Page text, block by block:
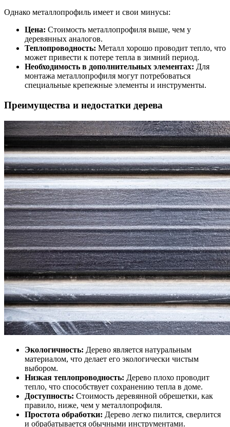
Однако металлопрофиль имеет и свои минусы:
Цена: Стоимость металлопрофиля выше, чем у
деревянных аналогов.
Теплопроводность: Металл хорошо проводит тепло, что
может привести к потере тепла в зимний период.
Необходимость в дополнительных элементах: Для
монтажа металлопрофиля могут потребоваться
специальные крепежные элементы и инструменты.
Преимущества и недостатки дерева
Экологичность: Дерево является натуральным
материалом, что делает его экологически чистым
выбором.
Низкая теплопроводность: Дерево плохо проводит
тепло, что способствует сохранению тепла в доме.
Доступность: Стоимость деревянной обрешетки, как
правило, ниже, чем у металлопрофиля.
Простота обработки: Дерево легко пилится, сверлится
и обрабатывается обычными инструментами.